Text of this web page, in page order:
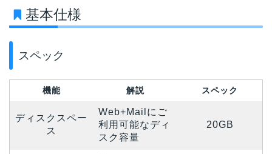
基本仕様
スペック
機能 解説 スペック
ディスクスペー
ス
Web+Mailにご
利用可能なディ
スク容量
20GB